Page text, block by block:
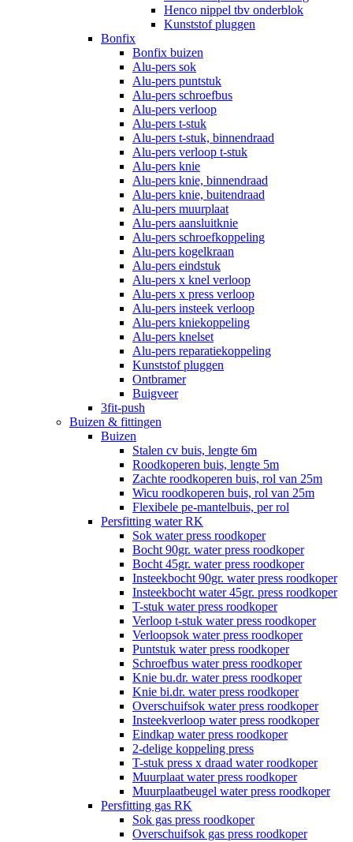
Henco nippel tbv onderblok
Kunststof pluggen
Bonfix
Bonfix buizen
Alu-pers sok
Alu-pers puntstuk
Alu-pers schroefbus
Alu-pers verloop
Alu-pers t-stuk
Alu-pers t-stuk, binnendraad
Alu-pers verloop t-stuk
Alu-pers knie
Alu-pers knie, binnendraad
Alu-pers knie, buitendraad
Alu-pers muurplaat
Alu-pers aansluitknie
Alu-pers schroefkoppeling
Alu-pers kogelkraan
Alu-pers eindstuk
Alu-pers x knel verloop
Alu-pers x press verloop
Alu-pers insteek verloop
Alu-pers kniekoppeling
Alu-pers knelset
Alu-pers reparatiekoppeling
Kunststof pluggen
Ontbramer
Buigveer
3fit-push
Buizen & fittingen
Buizen
Stalen cv buis, lengte 6m
Roodkoperen buis, lengte 5m
Zachte roodkoperen buis, rol van 25m
Wicu roodkoperen buis, rol van 25m
Flexibele pe-mantelbuis, per rol
Persfitting water RK
Sok water press roodkoper
Bocht 90gr. water press roodkoper
Bocht 45gr. water press roodkoper
Insteekbocht 90gr. water press roodkoper
Insteekbocht water 45gr. press roodkoper
T-stuk water press roodkoper
Verloop t-stuk water press roodkoper
Verloopsok water press roodkoper
Puntstuk water press roodkoper
Schroefbus water press roodkoper
Knie bu.dr. water press roodkoper
Knie bi.dr. water press roodkoper
Overschuifsok water press roodkoper
Insteekverloop water press roodkoper
Eindkap water press roodkoper
2-delige koppeling press
T-stuk press x draad water roodkoper
Muurplaat water press roodkoper
Muurplaatbeugel water press roodkoper
Persfitting gas RK
Sok gas press roodkoper
Overschuifsok gas press roodkoper